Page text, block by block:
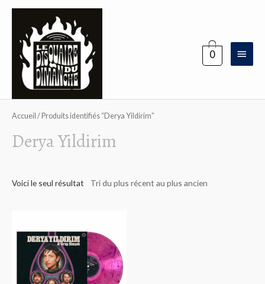
Menu
0
Accueil / Produits identifiés “Derya Yildirim”
Derya Yildirim
Voici le seul résultat